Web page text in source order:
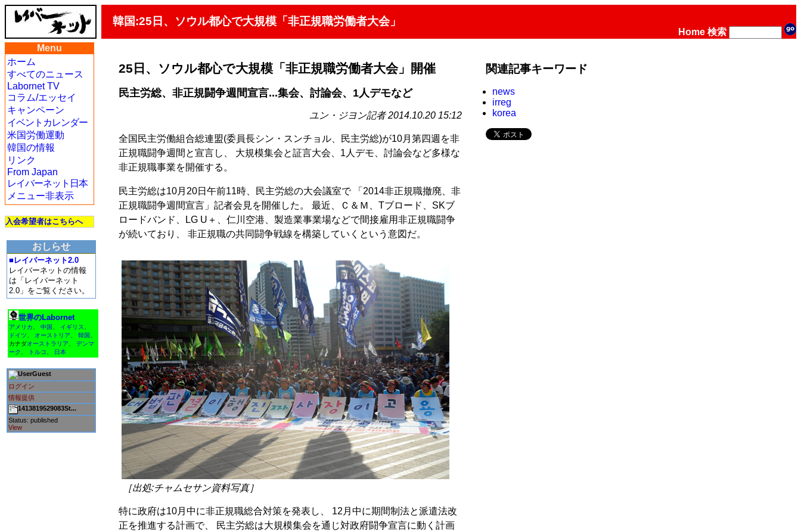
韓国:25日、ソウル都心で大規模「非正規職労働者大会」
Home 検索
Menu
ホーム
すべてのニュース
Labornet TV
コラム/エッセイ
キャンペーン
イベントカレンダー
米国労働運動
韓国の情報
リンク
From Japan
レイバーネット日本
メニュー非表示
入会希望者はこちらへ
おしらせ
■レイバーネット2.0
レイバーネットの情報
は「レイバーネット
2.0」をご覧ください。
世界のLabornet
アメリカ 中国 イギリス
ドイツ
オーストリア 韓国
カナダオーストラリア
デンマ
ーク
トルコ 日本
Guest
ログイン
情報提供
1413819529083St...
Status: published
View
25日、ソウル都心で大規模「非正規職労働者大会」開催
民主労総、非正規闘争週間宣言...集会、討論会、1人デモなど
ユン・ジヨン記者 2014.10.20 15:12
全国民主労働組合総連盟(委員長シン・スンチョル、民主労総)が10月第四週を非
正規職闘争週間と宣言し、 大規模集会と証言大会、1人デモ、討論会など多様な
非正規職事業を開催する。
民主労総は10月20日午前11時、民主労総の大会議室で 「2014非正規職撤廃、非
正規職闘争週間宣言」記者会見を開催した。 最近、Ｃ＆Ｍ、Tブロード、SKブ
ロードバンド、LG U＋、仁川空港、製造業事業場などで間接雇用非正規職闘争
が続いており、 非正規職の共同闘争戦線を構築していくという意図だ。
［出処:チャムセサン資料写真］
特に政府は10月中に非正規職総合対策を発表し、 12月中に期間制法と派遣法改
正を推進する計画で、 民主労総は大規模集会を通じ対政府闘争宣言に動く計画
関連記事キーワード
news
irreg
korea